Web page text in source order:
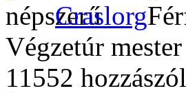
Craslorg
Végzetúr mester
11552